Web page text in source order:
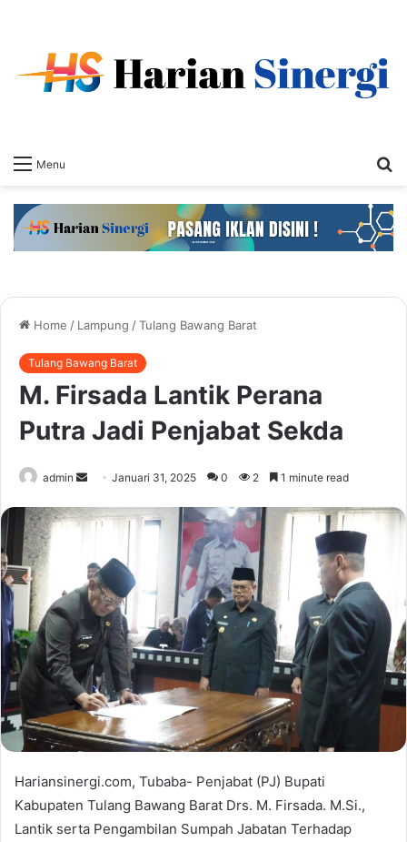
Menu
Home / Lampung /Tulang Bawang Barat
Tulang Bawang Barat
M. Firsada Lantik Perana
Putra Jadi Penjabat Sekda
admin
Send
email
Januari 31, 2025 0 2 1 minute read
Hariansinergi.com, Tubaba- Penjabat (PJ) Bupati
Kabupaten Tulang Bawang Barat Drs. M. Firsada. M.Si.,
Lantik serta Pengambilan Sumpah Jabatan Terhadap